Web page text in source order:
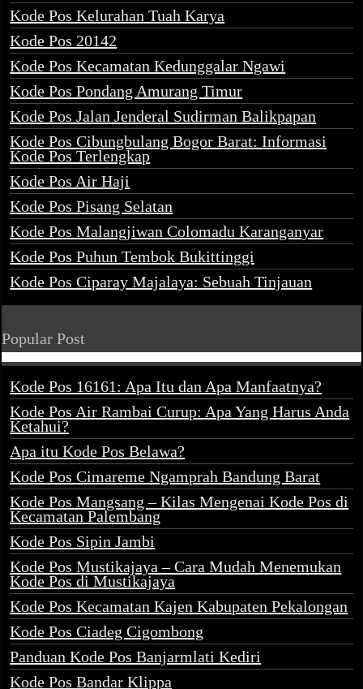
Kode Pos Kelurahan Tuah Karya
Kode Pos 20142
Kode Pos Kecamatan Kedunggalar Ngawi
Kode Pos Pondang Amurang Timur
Kode Pos Jalan Jenderal Sudirman Balikpapan
Kode Pos Cibungbulang Bogor Barat: Informasi
Kode Pos Terlengkap
Kode Pos Air Haji
Kode Pos Pisang Selatan
Kode Pos Malangjiwan Colomadu Karanganyar
Kode Pos Puhun Tembok Bukittinggi
Kode Pos Ciparay Majalaya: Sebuah Tinjauan
Popular Post
Kode Pos 16161: Apa Itu dan Apa Manfaatnya?
Kode Pos Air Rambai Curup: Apa Yang Harus Anda
Ketahui?
Apa itu Kode Pos Belawa?
Kode Pos Cimareme Ngamprah Bandung Barat
Kode Pos Mangsang – Kilas Mengenai Kode Pos di
Kecamatan Palembang
Kode Pos Sipin Jambi
Kode Pos Mustikajaya – Cara Mudah Menemukan
Kode Pos di Mustikajaya
Kode Pos Kecamatan Kajen Kabupaten Pekalongan
Kode Pos Ciadeg Cigombong
Panduan Kode Pos Banjarmlati Kediri
Kode Pos Bandar Klippa